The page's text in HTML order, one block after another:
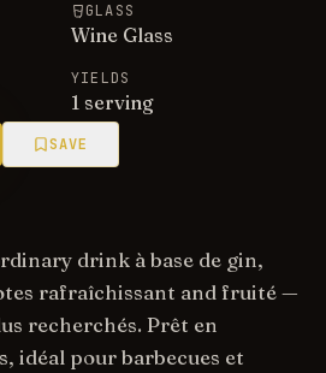
GLASS
Wine Glass
YIELDS
1 serving
SAVE
drink à base de gin,
rafraîchissant and fruité —
recherchés. Prêt en
idéal pour barbecues et